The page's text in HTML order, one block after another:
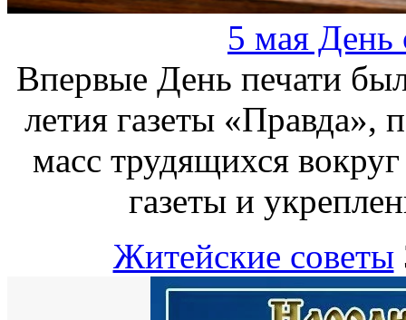
5 мая День
Впервые День печати
летия газеты «Правда»,
масс трудящихся
газеты и
Житейские советы